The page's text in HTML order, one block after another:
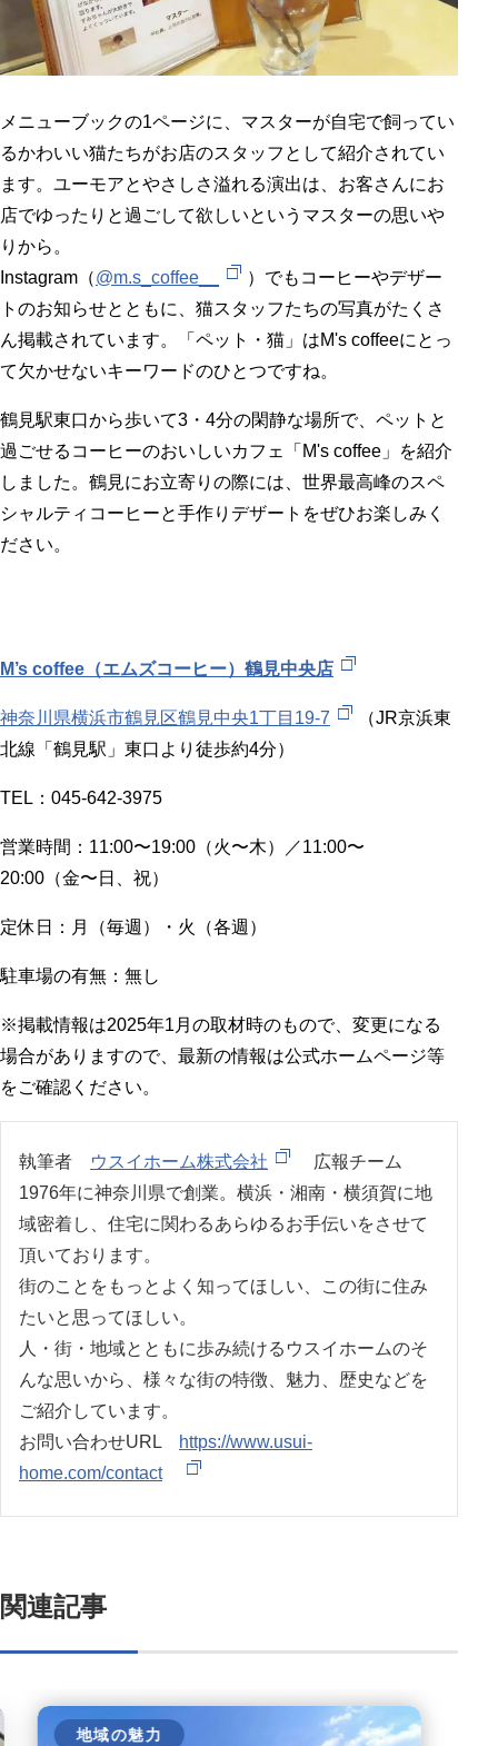
メニューブックの1ページに、マスターが自宅で飼ってい
るかわいい猫たちがお店のスタッフとして紹介されてい
ます。ユーモアとやさしさ溢れる演出は、お客さんにお
店でゆったりと過ごして欲しいというマスターの思いや
りから。
Instagram（@m.s_coffee__
）でもコーヒーやデザー
トのお知らせとともに、猫スタッフたちの写真がたくさ
ん掲載されています。「ペット・猫」はM's coffeeにとっ
て欠かせないキーワードのひとつですね。
鶴見駅東口から歩いて3・4分の閑静な場所で、ペットと
過ごせるコーヒーのおいしいカフェ「M's coffee」を紹介
しました。鶴見にお立寄りの際には、世界最高峰のスペ
シャルティコーヒーと手作りデザートをぜひお楽しみく
ださい。
M’s coffee（エムズコーヒー）鶴見中央店
神奈川県横浜市鶴見区鶴見中央1丁目19-7
（JR京浜東
北線「鶴見駅」東口より徒歩約4分）
TEL：045-642-3975
営業時間：11:00〜19:00（火〜木）／11:00〜
20:00（金〜日、祝）
定休日：月（毎週）・火（各週）
駐車場の有無：無し
※掲載情報は2025年1月の取材時のもので、変更になる
場合がありますので、最新の情報は公式ホームページ等
をご確認ください。
執筆者 ウスイホーム株式会社
広報チーム
1976年に神奈川県で創業。横浜・湘南・横須賀に地
域密着し、住宅に関わるあらゆるお手伝いをさせて
頂いております。
街のことをもっとよく知ってほしい、この街に住み
たいと思ってほしい。
人・街・地域とともに歩み続けるウスイホームのそ
んな思いから、様々な街の特徴、魅力、歴史などを
ご紹介しています。
お問い合わせURL
https://www.usui-
home.com/contact
関連記事
地域の魅力